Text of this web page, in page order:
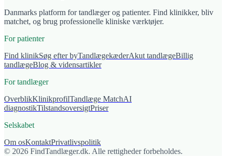
Danmarks platform for tandlæger og patienter. Find klinikker, bliv
matchet, og brug professionelle kliniske værktøjer.
For patienter
Find klinikSøg efter byTandlægekæderAkut tandlægeBillig
tandlægeBlog & vidensartikler
For tandlæger
OverblikKlinikprofilTandlæge MatchAI
diagnostikTilstandsoversigtPriser
Selskabet
Om osKontaktPrivatlivspolitik
© 2026 FindTandlæger.dk. Alle rettigheder forbeholdes.